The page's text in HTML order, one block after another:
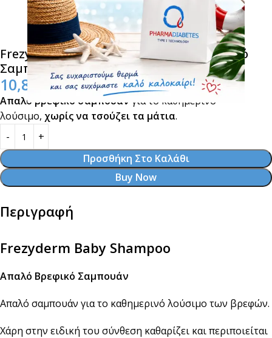
Frezyderm Baby Shampoo Απαλό Βρεφικό
Σαμπουάν 300ml
10,80
Απαλό βρεφικό σαμπουάν για το καθημερινό
λούσιμο, χωρίς να τσούζει τα μάτια.
Προσθήκη Στο Καλάθι
Buy Now
Περιγραφή
Frezyderm Baby Shampoo
Απαλό Βρεφικό Σαμπουάν
Απαλό σαμπουάν για το καθημερινό λούσιμο των βρεφών.
Χάρη στην ειδική του σύνθεση καθαρίζει και περιποιείται